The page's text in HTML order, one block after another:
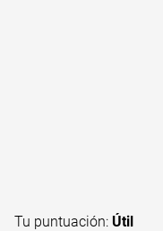
Tu puntuación: Útil